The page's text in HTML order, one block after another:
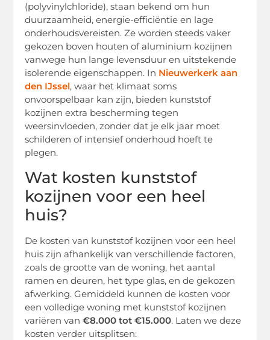
(polyvinylchloride), staan bekend om hun
duurzaamheid, energie-efficiëntie en lage
onderhoudsvereisten. Ze worden steeds vaker
gekozen boven houten of aluminium kozijnen
vanwege hun lange levensduur en uitstekende
isolerende eigenschappen. In Nieuwerkerk aan
den IJssel, waar het klimaat soms
onvoorspelbaar kan zijn, bieden kunststof
kozijnen extra bescherming tegen
weersinvloeden, zonder dat je elk jaar moet
schilderen of intensief onderhoud hoeft te
plegen.
Wat kosten kunststof
kozijnen voor een heel
huis?
De kosten van kunststof kozijnen voor een heel
huis zijn afhankelijk van verschillende factoren,
zoals de grootte van de woning, het aantal
ramen en deuren, het type glas, en de gekozen
afwerking. Gemiddeld kunnen de kosten voor
een volledige woning met kunststof kozijnen
variëren van€8.000 tot €15.000. Laten we deze
kosten verder uitsplitsen: